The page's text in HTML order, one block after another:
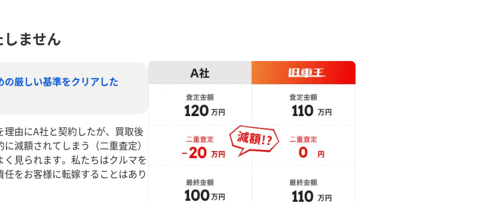
ません
厳しい基準をクリアした
由にA社と契約したが、買取後
減額されてしまう（二重査定）
見られます。私たちはクルマを
をお客様に転嫁することはあり